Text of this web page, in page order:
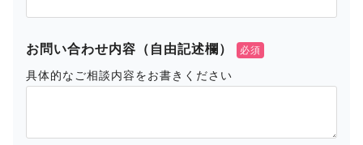
お問い合わせ内容（自由記述欄）
具体的なご相談内容をお書きください